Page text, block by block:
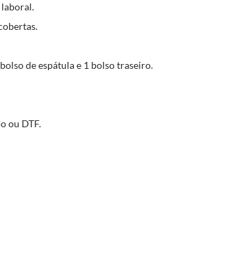
laboral.
de espátula e 1 bolso traseiro.
ou DTF.